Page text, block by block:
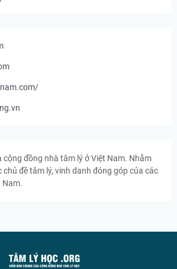
cộng đồng nhà tâm lý ở Việt Nam. Nhằm
chủ đề tâm lý, vinh danh đóng góp của các
Nam.